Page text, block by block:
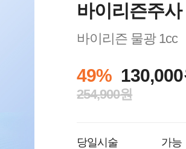
바이리즌주사
바이리즌 물광 1cc
49% 130,000
254,900원
당일시술 가능